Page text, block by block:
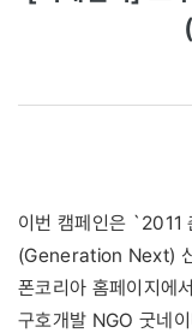
이번 캠페인은 `2011
(Generation Next)
폰코리아 홈페이지에
구호개발 NGO 굿네